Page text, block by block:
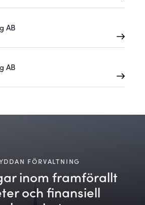
AB
AB
FÖRVALTNING
inom framförallt
och finansiell